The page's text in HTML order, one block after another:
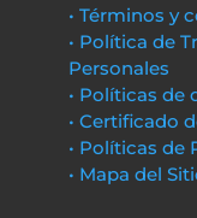
• Términos y
• Política de
Personales
• Políticas de
• Certificado
• Políticas de
• Mapa del